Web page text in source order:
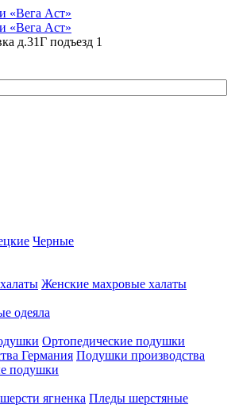
д.31Г подъезд 1
Черные
Женские махровые халаты
одеяла
Ортопедические подушки
Германия Подушки производства
подушки
ягненка Пледы шерстяные